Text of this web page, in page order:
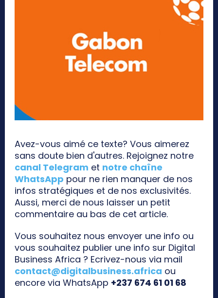
Avez-vous aimé ce texte? Vous aimerez
sans doute bien d'autres. Rejoignez notre
canal Telegram et notre chaîne
WhatsApp pour ne rien manquer de nos
infos stratégiques et de nos exclusivités.
Aussi, merci de nous laisser un petit
commentaire au bas de cet article.
Vous souhaitez nous envoyer une info ou
vous souhaitez publier une info sur Digital
Business Africa ? Ecrivez-nous via mail
contact@digitalbusiness.africa ou
encore via WhatsApp +237 674 61 01 68